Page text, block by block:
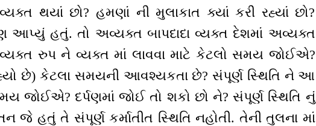
થયાં છો? હમણાં ની મુલાકાત ક્યાં કરી રહ્યાં છો?
આપ્યું હતું. તો અવ્યક્ત બાપદાદા વ્યક્ત દેશમાં અવ્યક્ત
રુપ ને વ્યક્ત માં લાવવા માટે કેટલો સમય જોઈએ?
છે) કેટલા સમયની આવશ્યકતા છે? સંપૂર્ણ સ્થિતિ ને આ
જોઈએ? દર્પણમાં જોઈ તો શકો છો ને? સંપૂર્ણ સ્થિતિ નું
જે હતું તે સંપૂર્ણ કર્માતીત સ્થિતિ નહોતી. તેની તુલના માં